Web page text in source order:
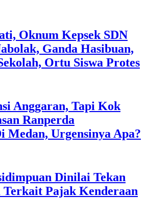
Oknum Kepsek SDN
Ganda Hasibuan,
Ortu Siswa Protes
Anggaran, Tapi Kok
Ranperda
Medan, Urgensinya Apa?
Dinilai Tekan
Terkait Pajak Kenderaan